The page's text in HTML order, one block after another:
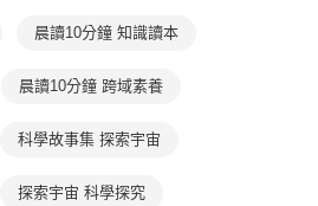
有限公司」（以下簡稱本公司）所提供，讓
分期」之契約關係目的，商店將以您的個人
所需資料之確認、核對及更正。
需立刻繳費，但若您需要取消訂單，請聯絡
support/home
、海外及郵局i郵箱)
晨讀10分鐘 知識讀本
晨讀10分鐘 跨域素養
科學故事集 探索宇宙
探索宇宙 科學探究